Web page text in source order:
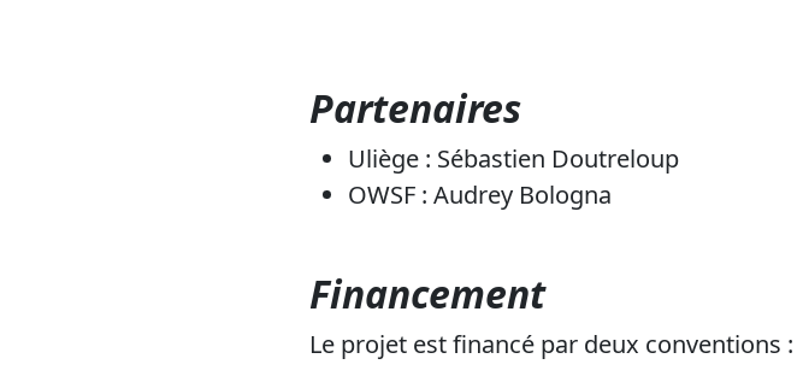
Partenaires
Uliège : Sébastien Doutreloup
OWSF : Audrey Bologna
Financement
Le projet est financé par deux conventions :